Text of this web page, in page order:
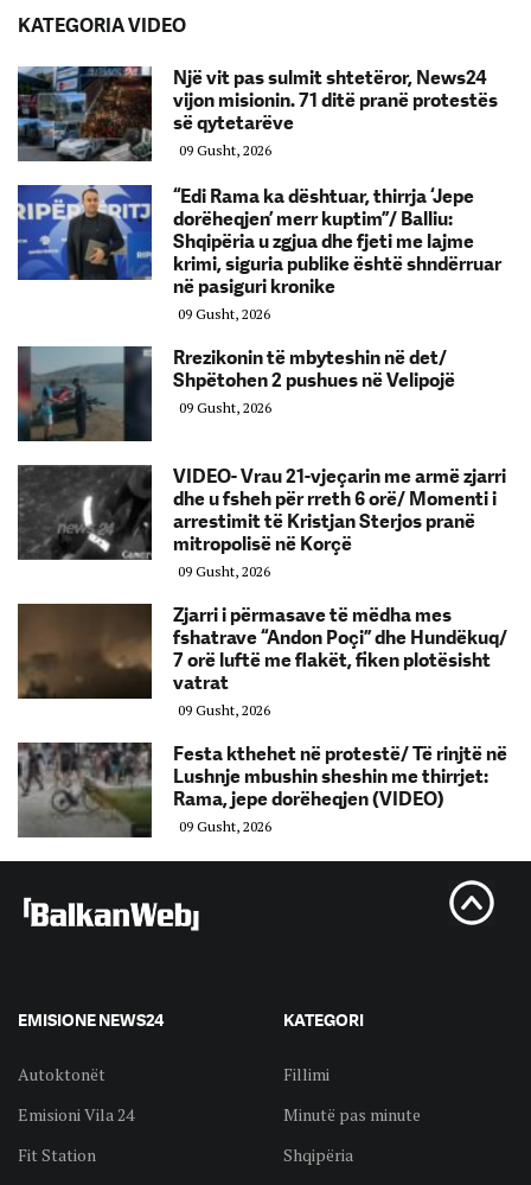
KATEGORIA VIDEO
Një vit pas sulmit shtetëror, News24
vijon misionin. 71 ditë pranë protestës
së qytetarëve
09 Gusht, 2026
“Edi Rama ka dështuar, thirrja ‘Jepe
dorëheqjen’ merr kuptim”/ Balliu:
Shqipëria u zgjua dhe fjeti me lajme
krimi, siguria publike është shndërruar
në pasiguri kronike
09 Gusht, 2026
Rrezikonin të mbyteshin në det/
Shpëtohen 2 pushues në Velipojë
09 Gusht, 2026
VIDEO- Vrau 21-vjeçarin me armë zjarri
dhe u fsheh për rreth 6 orë/ Momenti i
arrestimit të Kristjan Sterjos pranë
mitropolisë në Korçë
09 Gusht, 2026
Zjarri i përmasave të mëdha mes
fshatrave “Andon Poçi” dhe Hundëkuq/
7 orë luftë me flakët, fiken plotësisht
vatrat
09 Gusht, 2026
Festa kthehet në protestë/ Të rinjtë në
Lushnje mbushin sheshin me thirrjet:
Rama, jepe dorëheqjen (VIDEO)
09 Gusht, 2026
EMISIONE NEWS24
Autoktonët
Emisioni Vila 24
Fit Station
KATEGORI
Fillimi
Minutë pas minute
Shqipëria